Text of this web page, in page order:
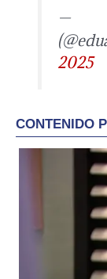
—
2025